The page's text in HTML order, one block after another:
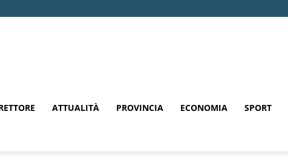
ATTUALITÀ PROVINCIA ECONOMIA SPORT